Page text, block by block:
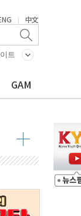
| 中文
트
GAM